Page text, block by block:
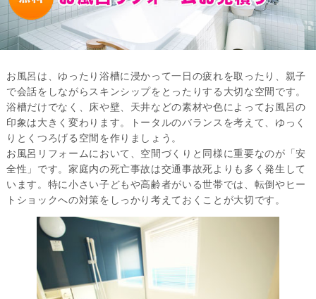
お風呂は、ゆったり浴槽に浸かって一日の疲れを取ったり、親子
で会話をしながらスキンシップをとったりする大切な空間です。
浴槽だけでなく、床や壁、天井などの素材や色によってお風呂の
印象は大きく変わります。トータルのバランスを考えて、ゆっく
りとくつろげる空間を作りましょう。
お風呂リフォームにおいて、空間づくりと同様に重要なのが「安
全性」です。家庭内の死亡事故は交通事故死よりも多く発生して
います。特に小さい子どもや高齢者がいる世帯では、転倒やヒー
トショックへの対策をしっかり考えておくことが大切です。